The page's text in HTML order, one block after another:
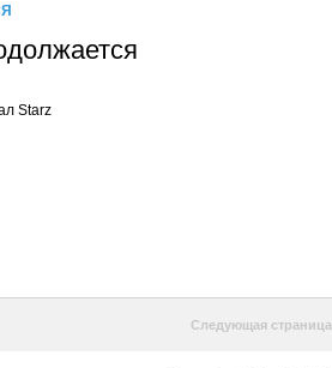
Starz
Следующая страница